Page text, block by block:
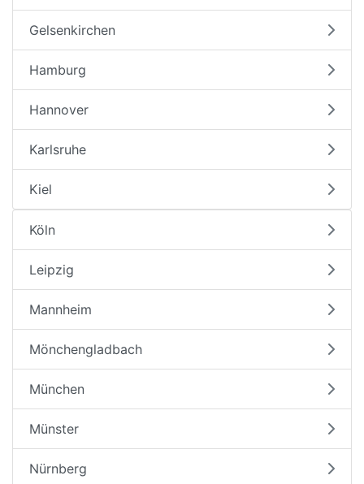
Gelsenkirchen
Hamburg
Hannover
Karlsruhe
Kiel
Köln
Leipzig
Mannheim
Mönchengladbach
München
Münster
Nürnberg